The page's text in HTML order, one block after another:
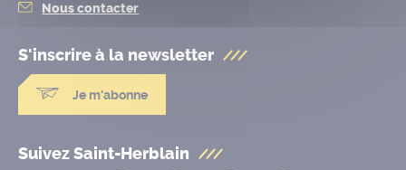
Nous contacter
S'inscrire à la newsletter
Je m'abonne
Suivez Saint-Herblain